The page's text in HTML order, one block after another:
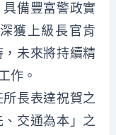
備豐富警政實
獲上級長官肯
未來將持續精
作。
長表達祝賀之
交通為本」之